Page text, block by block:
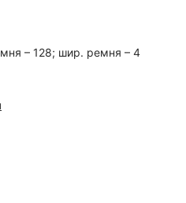
– 128; шир. ремня – 4